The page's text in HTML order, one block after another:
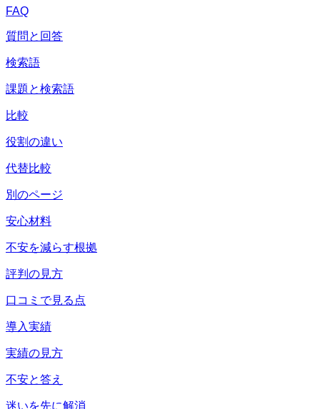
FAQ
質問と回答
検索語
課題と検索語
比較
役割の違い
代替比較
別のページ
安心材料
不安を減らす根拠
評判の見方
口コミで見る点
導入実績
実績の見方
不安と答え
迷いを先に解消